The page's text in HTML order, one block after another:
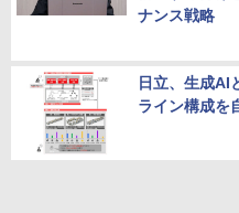
ナンス戦略
日立、生成AI
ライン構成を